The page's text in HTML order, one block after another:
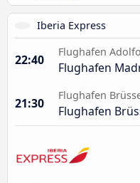
Iberia Express
22:40
Flughafen
Flughafen
21:30
Flughafen
Flughafen